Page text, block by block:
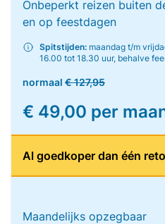
Onbeperkt reizen buiten
en op feestdagen
Spitstijden: maandag t/m
16.00 tot 18.30 uur, behalve
normaal € 127,95
€ 49,00 per
Al goedkoper dan één
Maandelijks opzegbaar